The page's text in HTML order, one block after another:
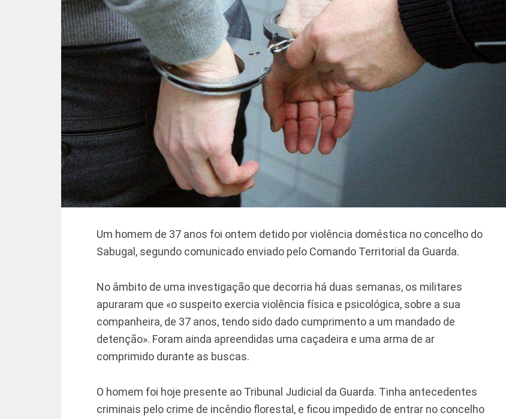
Um homem de 37 anos foi ontem detido por violência doméstica no concelho do
Sabugal, segundo comunicado enviado pelo Comando Territorial da Guarda.
No âmbito de uma investigação que decorria há duas semanas, os militares
apuraram que «o suspeito exercia violência física e psicológica, sobre a sua
companheira, de 37 anos, tendo sido dado cumprimento a um mandado de
detenção». Foram ainda apreendidas uma caçadeira e uma arma de ar
comprimido durante as buscas.
O homem foi hoje presente ao Tribunal Judicial da Guarda. Tinha antecedentes
criminais pelo crime de incêndio florestal, e ficou impedido de entrar no concelho